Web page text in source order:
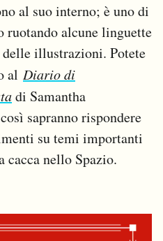
al suo interno; è uno di
alcune linguette
delle illustrazioni. Potete
al Diario di
di Samantha
sapranno rispondere
su temi importanti
cacca nello Spazio.